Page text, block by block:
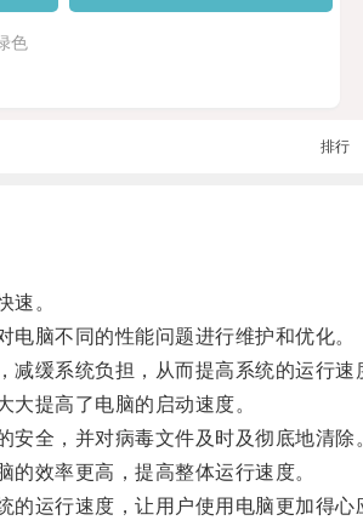
色
排行
。
脑不同的性能问题进行维护和优化。
缓系统负担，从而提高系统的运行速
提高了电脑的启动速度。
全，并对病毒文件及时及彻底地清除
效率更高，提高整体运行速度。
运行速度，让用户使用电脑更加得心